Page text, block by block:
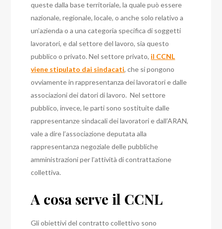
queste dalla base territoriale, la quale può essere
nazionale, regionale, locale, o anche solo relativo a
un’azienda o a una categoria specifica di soggetti
lavoratori, e dal settore del lavoro, sia questo
pubblico o privato. Nel settore privato, il CCNL
viene stipulato dai sindacati, che si pongono
ovviamente in rappresentanza dei lavoratori e dalle
associazioni dei datori di lavoro. Nel settore
pubblico, invece, le parti sono sostituite dalle
rappresentanze sindacali dei lavoratori e dall’ARAN,
vale a dire l’associazione deputata alla
rappresentanza negoziale delle pubbliche
amministrazioni per l’attività di contrattazione
collettiva.
A cosa serve il CCNL
Gli obiettivi del contratto collettivo sono